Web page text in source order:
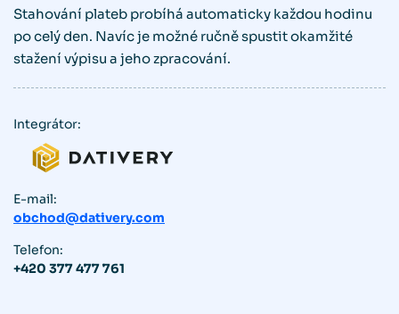
Stahování plateb probíhá automaticky každou hodinu
po celý den. Navíc je možné ručně spustit okamžité
stažení výpisu a jeho zpracování.
Integrátor:
E-mail:
obchod@dativery.com
Telefon:
+420 377 477 761